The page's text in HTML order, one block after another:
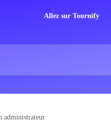
Allez sur Tournify
administrateur